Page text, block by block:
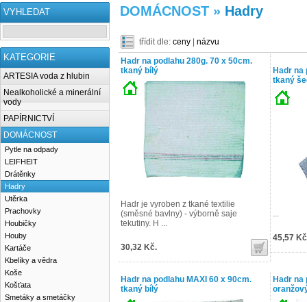
VYHLEDAT
KATEGORIE
ARTESIA voda z hlubin
Nealkoholické a minerální
vody
PAPÍRNICTVÍ
DOMÁCNOST
Pytle na odpady
LEIFHEIT
Drátěnky
Hadry
Utěrka
Prachovky
Houbičky
Houby
Kartáče
Kbelíky a vědra
Koše
Košťata
Smetáky a smetáčky
DOMÁCNOST » Hadry
třídit dle: ceny
názvu
Hadr na podlahu 280g. 70 x 50cm.
tkaný bílý
Hadr je vyroben z tkané textilie
(směsné bavlny) - výborně saje
tekutiny. H ...
30,32 Kč.
Hadr na
tkaný
...
45,57
Hadr na podlahu MAXI 60 x 90cm.
tkaný bílý
Hadr na